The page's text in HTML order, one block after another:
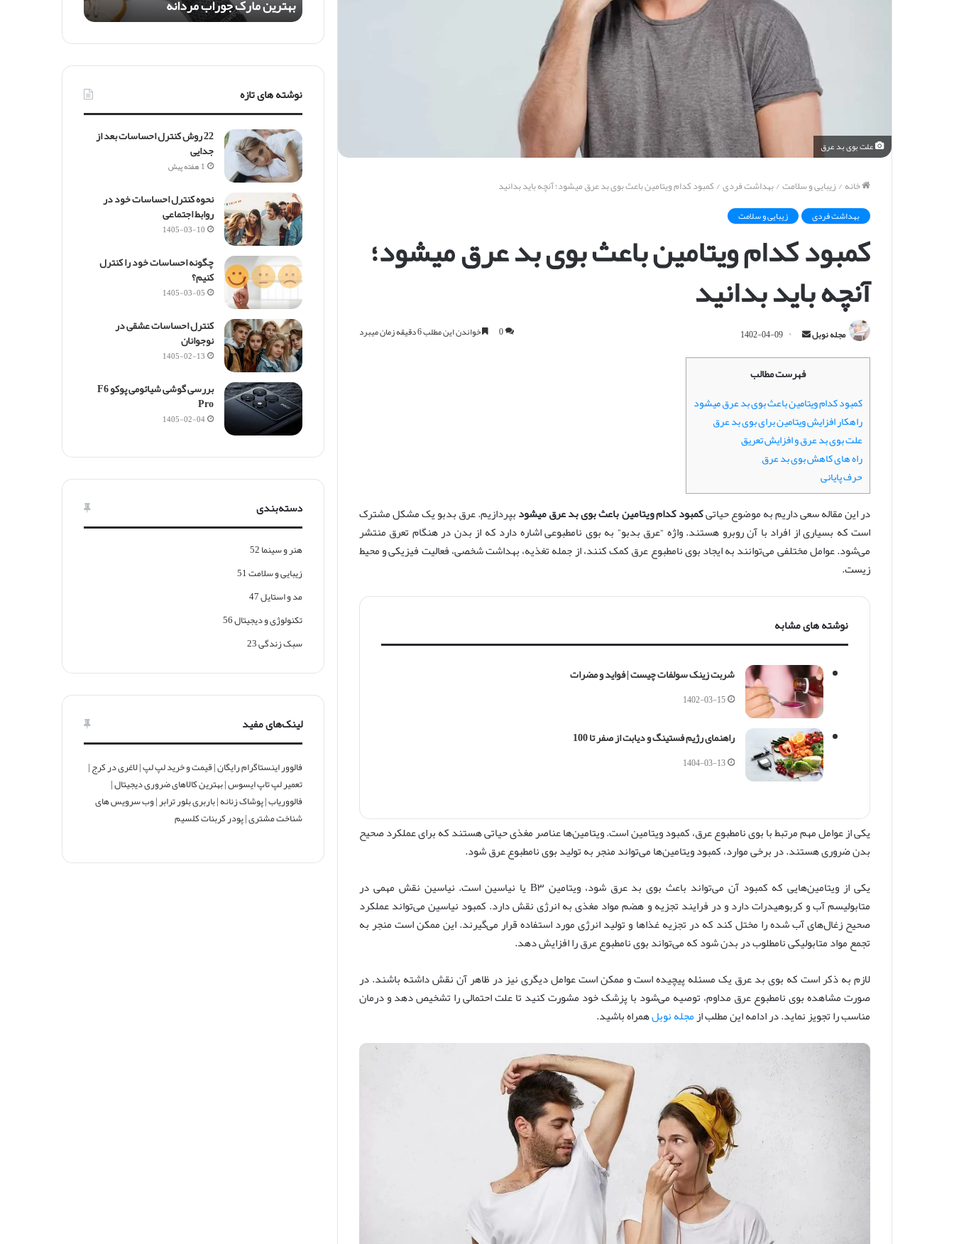
علت بوی بد عرق
خانه/زیبایی و سلامت/بهداشت فردی/کمبود کدام ویتامین باعث بوی بد عرق میشود؛ آنچه باید بدانید
بهداشت فردی زیبایی و سلامت
کمبود کدام ویتامین باعث بوی بد عرق میشود؛
آنچه باید بدانید
مجله نوبل
ا
ل
ا
م
ی
1402-04-09
0 خواندن این مطلب 6 دقیقه زمان میبرد
فهرست مطالب
کمبود کدام ویتامین باعث بوی بد عرق میشود
راهکار افزایش ویتامین برای بوی بد عرق
علت بوی بد عرق و افزایش تعریق
راه های کاهش بوی بد عرق
حرف پایانی
در این مقاله سعی داریم به موضوع حیاتیکمبود کدام ویتامین باعث بوی بد عرق میشودبپردازیم. عرق بدبو یک مشکل مشترک
است که بسیاری از افراد با آن روبرو هستند. واژه “عرق بدبو” به بوی نامطبوعی اشاره دارد که از بدن در هنگام تعرق منتشر
می‌شود. عوامل مختلفی می‌توانند به ایجاد بوی نامطبوع عرق کمک کنند، از جمله تغذیه، بهداشت شخصی، فعالیت فیزیکی و محیط
زیست.
نوشته های مشابه
شربت زینک سولفات چیست | فواید و مضرات
1402-03-15
راهنمای رژیم فستینگ و دیابت از صفر تا 100
1404-03-13
یکی از عوامل مهم مرتبط با بوی نامطبوع عرق، کمبود ویتامین است. ویتامین‌ها عناصر مغذی حیاتی هستند که برای عملکرد صحیح
بدن ضروری هستند. در برخی موارد، کمبود ویتامین‌ها می‌تواند منجر به تولید بوی نامطبوع عرق شود.
یکی از ویتامین‌هایی که کمبود آن می‌تواند باعث بوی بد عرق شود، ویتامین B۳ یا نیاسین است. نیاسین نقش مهمی در
متابولیسم آب و کربوهیدرات دارد و در فرایند تجزیه و هضم مواد مغذی به انرژی نقش دارد. کمبود نیاسین می‌تواند عملکرد
صحیح زغال‌های آب شده را مختل کند که در تجزیه غذاها و تولید انرژی مورد استفاده قرار می‌گیرند. این ممکن است منجر به
تجمع مواد متابولیکی نامطلوب در بدن شود که می‌تواند بوی نامطبوع عرق را افزایش دهد.
لازم به ذکر است که بوی بد عرق یک مسئله پیچیده است و ممکن است عوامل دیگری نیز در ظاهر آن نقش داشته باشند. در
صورت مشاهده بوی نامطبوع عرق مداوم، توصیه می‌شود با پزشک خود مشورت کنید تا علت احتمالی را تشخیص دهد و درمان
مناسب را تجویز نماید. در ادامه این مطلب ازمجله نوبلهمراه باشید.
ک
ج
ا
م
ر
د
ا
ن
ه
بهترین مارک جوراب مردانه
نوشته های تازه
22 روش کنترل احساسات بعد از
جدایی
1 هفته پیش
نحوه کنترل احساسات خود در
روابط اجتماعی
1405-03-10
چگونه احساسات خود را کنترل
کنیم؟
1405-03-05
کنترل احساسات عشقی در
نوجوانان
1405-02-13
بررسی گوشی شیائومی پوکو F6
Pro
1405-02-04
دسته‌بندی
هنر و سینما52
زیبایی و سلامت51
مد و استایل47
تکنولوژی و دیجیتال56
سبک زندگی23
لینک‌های مفید
فالوور اینستاگرام رایگان|قیمت و خرید لپ لپ|لاغری در کرج|
تعمیر لپ تاپ ایسوس|بهترین کالاهای ضروری دیجیتال|
فالووریاب|پوشاک زنانه|باربری بلور ترابر|وب سرویس های
شناخت مشتری|پودر کربنات کلسیم